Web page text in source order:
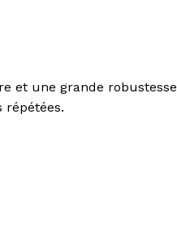
une grande